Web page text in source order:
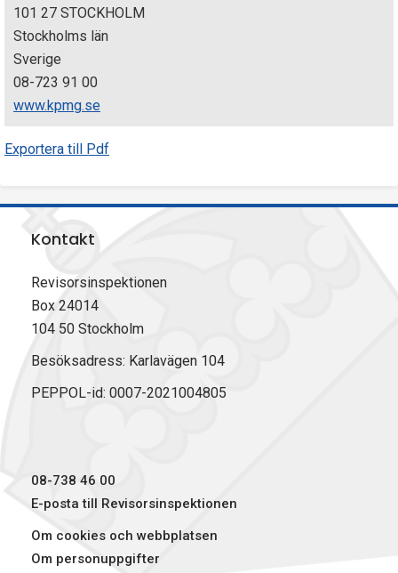
101 27 STOCKHOLM
Stockholms län
Sverige
08-723 91 00
www.kpmg.se
Exportera till Pdf
Kontakt
Revisorsinspektionen
Box 24014
104 50 Stockholm
Besöksadress: Karlavägen 104
PEPPOL-id: 0007-2021004805
08-738 46 00
E-posta till Revisorsinspektionen
Om cookies och webbplatsen
Om personuppgifter